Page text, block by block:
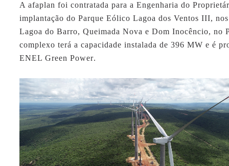
A afaplan foi contratada para a Engenharia do
implantação do Parque Eólico Lagoa dos Ventos III,
Lagoa do Barro, Queimada Nova e Dom Inocêncio, no
complexo terá a capacidade instalada de 396 MW e é
ENEL Green Power.